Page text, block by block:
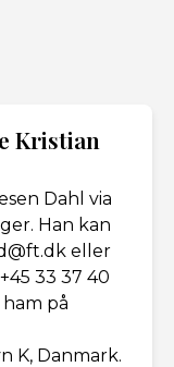
Kristian
Dahl via
Han kan
eller
33 37 40
på
K, Danmark.